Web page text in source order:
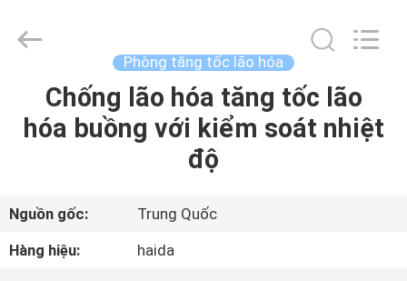
TRANG
CHỦ
SẢN
PHẨM
Equipment
Phòng tăng tốc lão hóa
Chống lão hóa tăng tốc lão
hóa buồng với kiểm soát nhiệt
độ
Nguồn gốc:
Trung Quốc
Hàng hiệu:
haida